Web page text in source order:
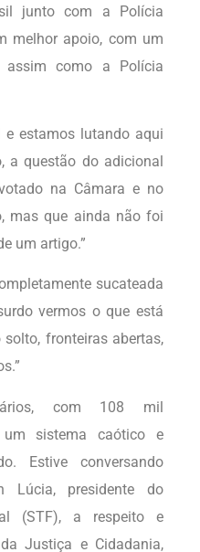
junto com a Polícia
melhor apoio, com um
assim como a Polícia
e estamos lutando aqui
a questão do adicional
na Câmara e no
mas que ainda não foi
um artigo.”
sucateada
vermos o que está
fronteiras abertas,
com 108 mil
um sistema caótico e
Estive conversando
Lúcia, presidente do
(STF), a respeito e
Justiça e Cidadania,